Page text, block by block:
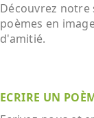
Découvrez notre
poèmes en
d'amitié.
ECRIRE UN